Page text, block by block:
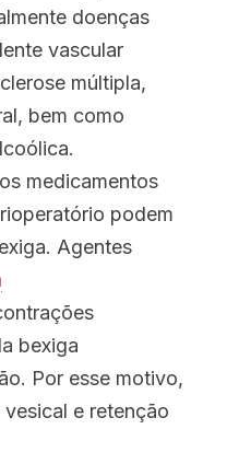
doenças
vascular
múltipla,
bem como
medicamentos
podem
Agentes
bexiga
Por esse motivo,
e retenção